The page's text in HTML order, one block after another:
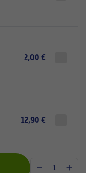
2,00 €
12,90 €